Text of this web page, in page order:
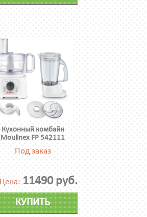
Кухонный комбайн
Moulinex FP 542111
Под заказ
Цена: 11490 руб.
КУПИТЬ